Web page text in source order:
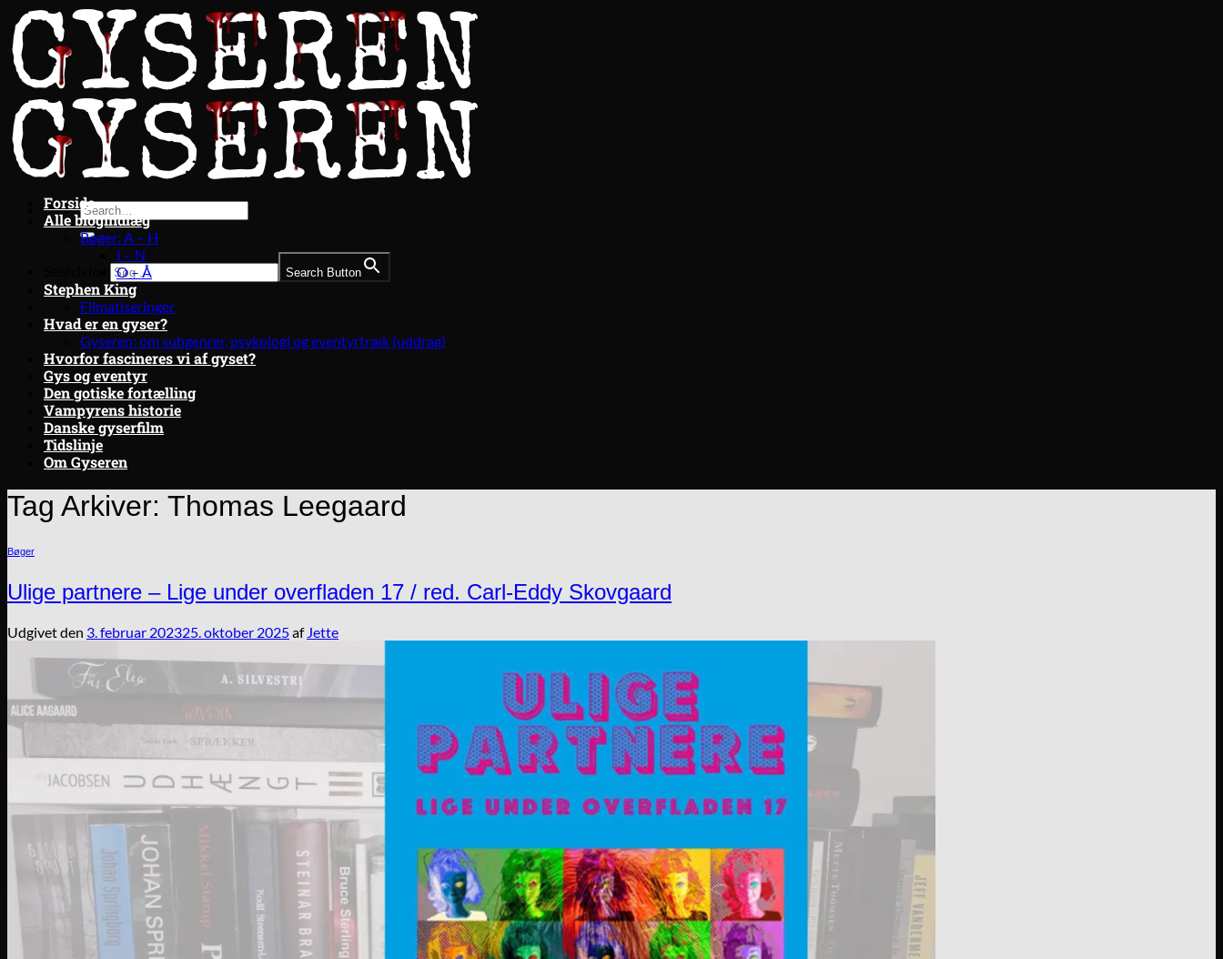
Fortsæt
til
indhold
Search Button
Forside
Alle blogindlæg
Bøger: A – H
I – N
O – Å
Stephen King
Filmatiseringer
Hvad er en gyser?
Gyseren: om subgenrer, psykologi og eventyrtræk (uddrag)
Hvorfor fascineres vi af gyset?
Gys og eventyr
Den gotiske fortælling
Vampyrens historie
Danske gyserfilm
Tidslinje
Om Gyseren
Tag Arkiver: Thomas Leegaard
Bøger
Ulige partnere – Lige under overfladen 17 / red. Carl-Eddy Skovgaard
Udgivet den 3. februar 202325. oktober 2025af Jette